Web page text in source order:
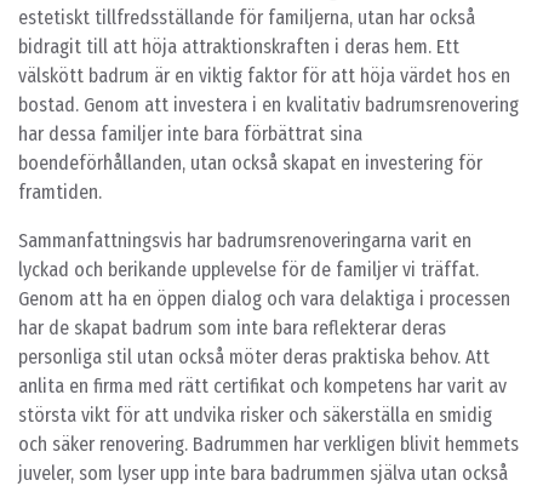
estetiskt tillfredsställande för familjerna, utan har också
bidragit till att höja attraktionskraften i deras hem. Ett
välskött badrum är en viktig faktor för att höja värdet hos en
bostad. Genom att investera i en kvalitativ badrumsrenovering
har dessa familjer inte bara förbättrat sina
boendeförhållanden, utan också skapat en investering för
framtiden.
Sammanfattningsvis har badrumsrenoveringarna varit en
lyckad och berikande upplevelse för de familjer vi träffat.
Genom att ha en öppen dialog och vara delaktiga i processen
har de skapat badrum som inte bara reflekterar deras
personliga stil utan också möter deras praktiska behov. Att
anlita en firma med rätt certifikat och kompetens har varit av
största vikt för att undvika risker och säkerställa en smidig
och säker renovering. Badrummen har verkligen blivit hemmets
juveler, som lyser upp inte bara badrummen själva utan också